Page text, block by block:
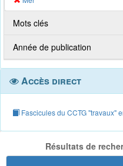
Mots clés
Année de publication
Accès direct
Fascicules du CCTG "travaux"
Résultats de